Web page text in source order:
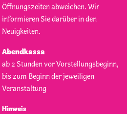
Öffnungszeiten abweichen. Wir
informieren Sie darüber in den
Neuigkeiten.
Abendkassa
ab 2 Stunden vor Vorstellungsbeginn,
bis zum Beginn der jeweiligen
Veranstaltung
Hinweis